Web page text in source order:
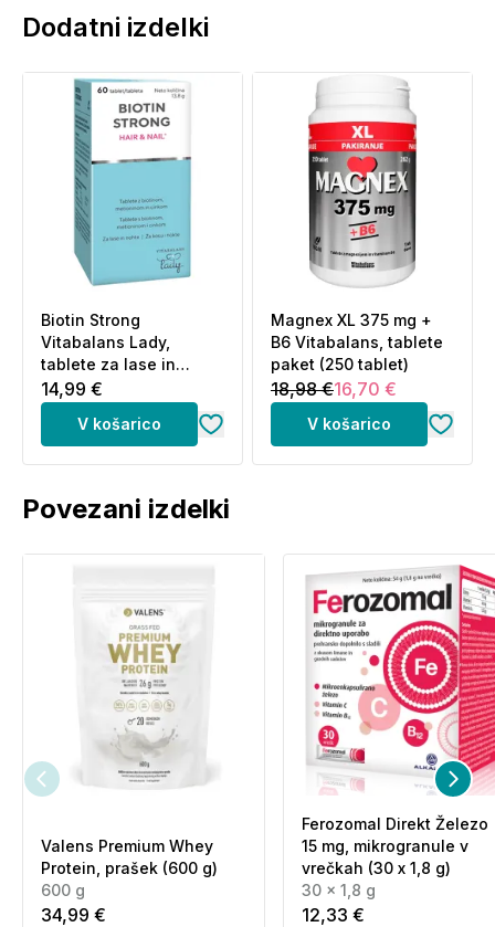
Dodatni izdelki
Biotin Strong
Vitabalans Lady,
tablete za lase in
nohte (60 tablet)
14,99 €
V košarico
Magnex XL 375 mg +
B6 Vitabalans, tablete
paket (250 tablet)
18,98 €16,70 €
V košarico
Povezani izdelki
Valens Premium Whey
Protein, prašek (600 g)
600 g
34,99 €
Ferozomal Direkt Železo
15 mg, mikrogranule v
vrečkah (30 x 1,8 g)
30 x 1,8 g
12,33 €